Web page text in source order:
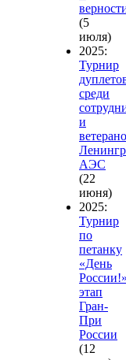
(5
июля)
2025:
Турнир
среди
и
АЭС
(22
июня)
2025:
Турнир
по
петанку
«День
этап
Гран-
При
России
(12